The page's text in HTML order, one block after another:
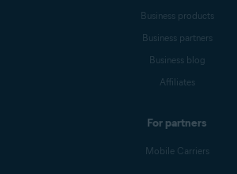
Business products
Business partners
Business blog
Affiliates
For partners
Mobile Carriers